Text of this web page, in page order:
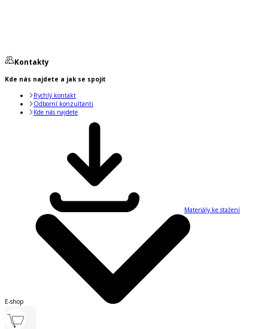
Kontakty
Kde nás najdete a jak se spojit
Rychlý kontakt
Odborní konzultanti
Kde nás najdete
Materiály ke stažení
E-shop